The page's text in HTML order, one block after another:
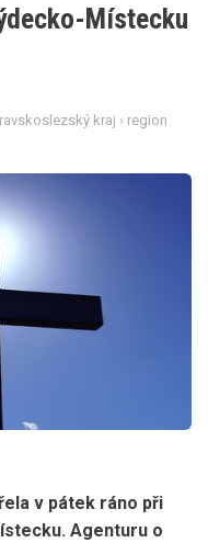
Místecku
kraj › region
v pátek ráno při
Agenturu o